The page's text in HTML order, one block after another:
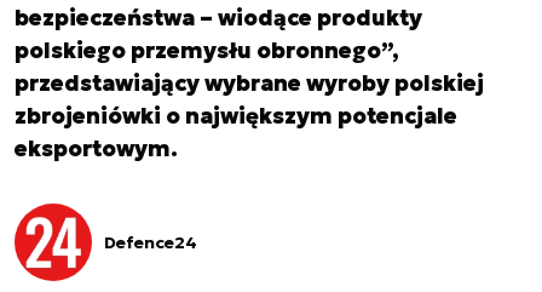
bezpieczeństwa – wiodące produkty
polskiego przemysłu obronnego”,
przedstawiający wybrane wyroby polskiej
zbrojeniówki o największym potencjale
eksportowym.
Defence24